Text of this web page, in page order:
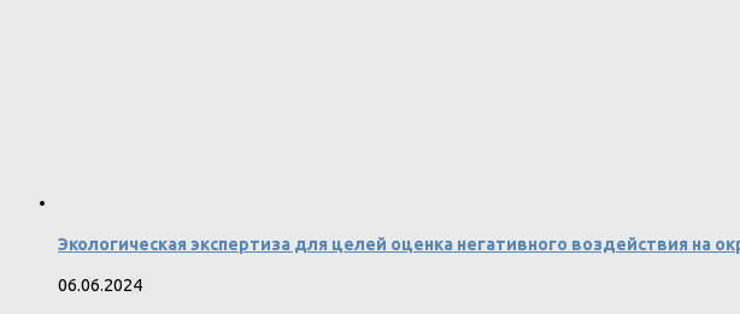
Экологическая экспертиза для целей оценка негативного воздействия на
06.06.2024